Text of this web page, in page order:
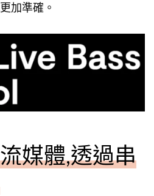
加準確。
媒體,透過串